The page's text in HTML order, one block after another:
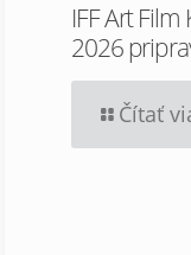
IFF Art Film
2026
Čítať